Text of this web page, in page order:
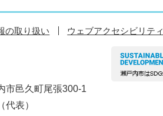
の取り扱い ウェブアクセシビリティ
邑久町尾張300-1
表）